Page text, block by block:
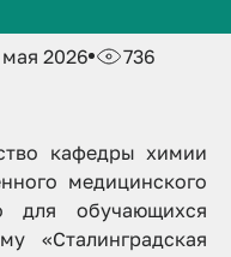
2026 736
кафедры химии
медицинского
для обучающихся
«Сталинградская